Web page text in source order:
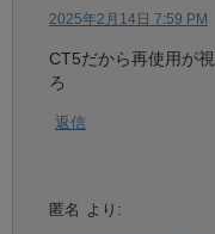
2025年2月14日 7:59 PM
CT5だから再使用が
ろ
返信
匿名 より: